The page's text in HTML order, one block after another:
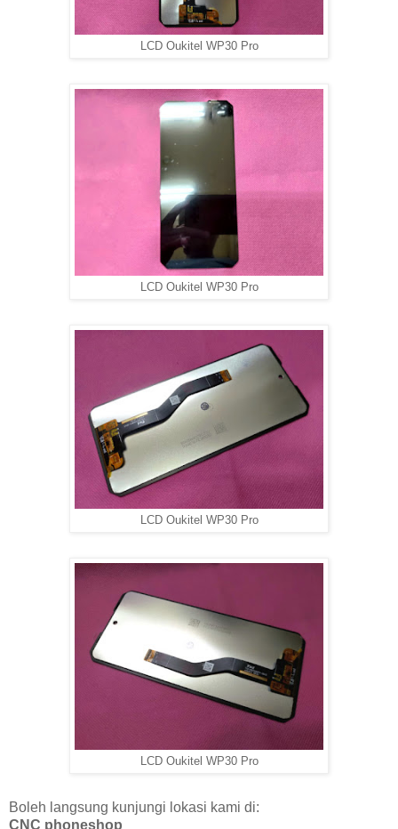
LCD Oukitel WP30 Pro
LCD Oukitel WP30 Pro
LCD Oukitel WP30 Pro
LCD Oukitel WP30 Pro
Boleh langsung kunjungi lokasi kami di:
CNC phoneshop